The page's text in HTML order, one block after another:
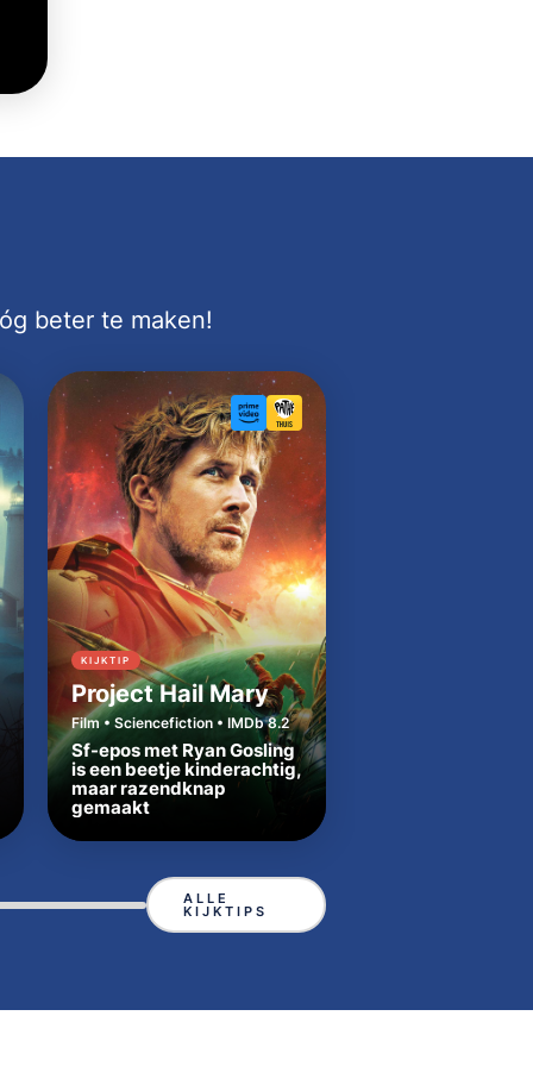
beter te maken!
KIJKTIP
Project Hail Mary
Film • Sciencefiction • IMDb 8.2
Sf-epos met Ryan Gosling
is een beetje kinderachtig,
maar razendknap
gemaakt
ALLE
KIJKTIPS